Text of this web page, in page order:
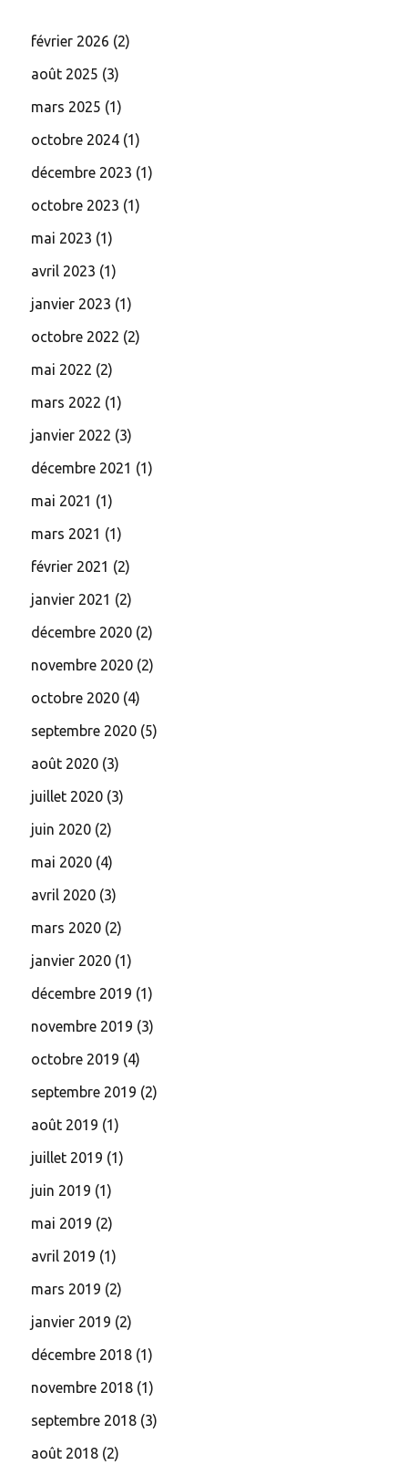
février 2026 (2)
août 2025 (3)
mars 2025 (1)
octobre 2024 (1)
décembre 2023 (1)
octobre 2023 (1)
mai 2023 (1)
avril 2023 (1)
janvier 2023 (1)
octobre 2022 (2)
mai 2022 (2)
mars 2022 (1)
janvier 2022 (3)
décembre 2021 (1)
mai 2021 (1)
mars 2021 (1)
février 2021 (2)
janvier 2021 (2)
décembre 2020 (2)
novembre 2020 (2)
octobre 2020 (4)
septembre 2020 (5)
août 2020 (3)
juillet 2020 (3)
juin 2020 (2)
mai 2020 (4)
avril 2020 (3)
mars 2020 (2)
janvier 2020 (1)
décembre 2019 (1)
novembre 2019 (3)
octobre 2019 (4)
septembre 2019 (2)
août 2019 (1)
juillet 2019 (1)
juin 2019 (1)
mai 2019 (2)
avril 2019 (1)
mars 2019 (2)
janvier 2019 (2)
décembre 2018 (1)
novembre 2018 (1)
septembre 2018 (3)
août 2018 (2)